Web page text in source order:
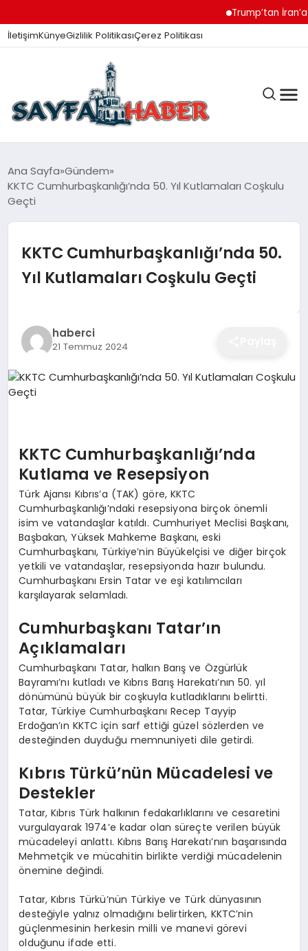
Trump’tan İran’a
İletişimKünyeGizlilik PolitikasıÇerez Politikası
ANA SAYFA
GÜNDEM
İZMIR HABERLERI
EKONOMI
SPOR
YAŞAM
DIĞER
Ana Sayfa Gündem
KKTC Cumhurbaşkanlığı’nda 50. Yıl Kutlamaları Coşkulu
Geçti
KKTC Cumhurbaşkanlığı’nda 50.
Yıl Kutlamaları Coşkulu Geçti
haberci
21 Temmuz 2024
KKTC Cumhurbaşkanlığı’nda
Kutlama ve Resepsiyon
Türk Ajansı Kıbrıs’a (TAK) göre, KKTC
Cumhurbaşkanlığı’ndaki resepsiyona birçok önemli
isim ve vatandaşlar katıldı. Cumhuriyet Meclisi Başkanı,
Başbakan, Yüksek Mahkeme Başkanı, eski
Cumhurbaşkanı, Türkiye’nin Büyükelçisi ve diğer birçok
yetkili ve vatandaşlar, resepsiyonda hazır bulundu.
Cumhurbaşkanı Ersin Tatar ve eşi katılımcıları
karşılayarak selamladı.
Cumhurbaşkanı Tatar’ın
Açıklamaları
Cumhurbaşkanı Tatar, halkın Barış ve Özgürlük
Bayramı’nı kutladı ve Kıbrıs Barış Harekatı’nın 50. yıl
dönümünü büyük bir coşkuyla kutladıklarını belirtti.
Tatar, Türkiye Cumhurbaşkanı Recep Tayyip
Erdoğan’ın KKTC için sarf ettiği güzel sözlerden ve
desteğinden duyduğu memnuniyeti dile getirdi.
Kıbrıs Türkü’nün Mücadelesi ve
Destekler
Tatar, Kıbrıs Türk halkının fedakarlıklarını ve cesaretini
vurgulayarak 1974’e kadar olan süreçte verilen büyük
mücadeleyi anlattı. Kıbrıs Barış Harekatı’nın başarısında
Mehmetçik ve mücahitin birlikte verdiği mücadelenin
önemine değindi.
Tatar, Kıbrıs Türkü’nün Türkiye ve Türk dünyasının
desteğiyle yalnız olmadığını belirtirken, KKTC’nin
güçlenmesinin herkesin milli ve manevi görevi
olduğunu ifade etti.